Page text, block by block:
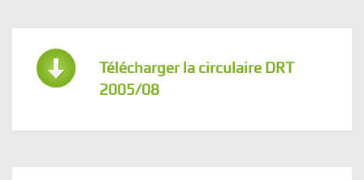
Télécharger la circulaire DRT
2005/08